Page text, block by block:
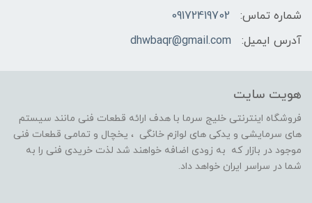
شماره تماس:
09172419702
آدرس ایمیل:
dhwbaqr@gmail.com
هویت سایت
فروشگاه اینترنتی خلیج سرما با هدف ارائه قطعات فنی مانند سیستم
های سرمایشی و یدکی های لوازم خانگی ، یخچال و تمامی قطعات فنی
موجود در بازار که به زودی اضافه خواهند شد لذت خریدی فنی را به
شما در سراسر ایران خواهد داد.